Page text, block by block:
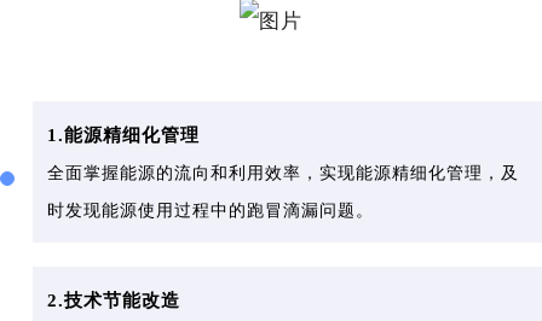
1.能源精细化管理
全面掌握能源的流向和利用效率，实现能源精细化管理，及
时发现能源使用过程中的跑冒滴漏问题。
2.技术节能改造